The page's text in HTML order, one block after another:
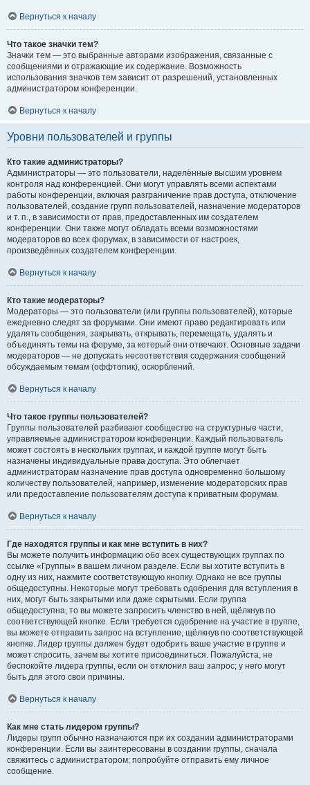
Вернуться к началу
Что такое значки тем?
Значки тем — это выбранные авторами изображения, связанные с
сообщениями и отражающие их содержание. Возможность
использования значков тем зависит от разрешений, установленных
администратором конференции.
Вернуться к началу
Уровни пользователей и группы
Кто такие администраторы?
Администраторы — это пользователи, наделённые высшим уровнем
контроля над конференцией. Они могут управлять всеми аспектами
работы конференции, включая разграничение прав доступа, отключение
пользователей, создание групп пользователей, назначение модераторов
и т. п., в зависимости от прав, предоставленных им создателем
конференции. Они также могут обладать всеми возможностями
модераторов во всех форумах, в зависимости от настроек,
произведённых создателем конференции.
Вернуться к началу
Кто такие модераторы?
Модераторы — это пользователи (или группы пользователей), которые
ежедневно следят за форумами. Они имеют право редактировать или
удалять сообщения, закрывать, открывать, перемещать, удалять и
объединять темы на форуме, за который они отвечают. Основные задачи
модераторов — не допускать несоответствия содержания сообщений
обсуждаемым темам (оффтопик), оскорблений.
Вернуться к началу
Что такое группы пользователей?
Группы пользователей разбивают сообщество на структурные части,
управляемые администратором конференции. Каждый пользователь
может состоять в нескольких группах, и каждой группе могут быть
назначены индивидуальные права доступа. Это облегчает
администраторам назначение прав доступа одновременно большому
количеству пользователей, например, изменение модераторских прав
или предоставление пользователям доступа к приватным форумам.
Вернуться к началу
Где находятся группы и как мне вступить в них?
Вы можете получить информацию обо всех существующих группах по
ссылке «Группы» в вашем личном разделе. Если вы хотите вступить в
одну из них, нажмите соответствующую кнопку. Однако не все группы
общедоступны. Некоторые могут требовать одобрения для вступления в
них, могут быть закрытыми или даже скрытыми. Если группа
общедоступна, то вы можете запросить членство в ней, щёлкнув по
соответствующей кнопке. Если требуется одобрение на участие в группе,
вы можете отправить запрос на вступление, щёлкнув по соответствующей
кнопке. Лидер группы должен будет одобрить ваше участие в группе и
может спросить, зачем вы хотите присоединиться. Пожалуйста, не
беспокойте лидера группы, если он отклонил ваш запрос; у него могут
быть для этого свои причины.
Вернуться к началу
Как мне стать лидером группы?
Лидеры групп обычно назначаются при их создании администраторами
конференции. Если вы заинтересованы в создании группы, сначала
свяжитесь с администратором; попробуйте отправить ему личное
сообщение.